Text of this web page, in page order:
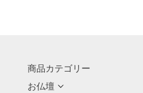
商品カテゴリー
お仏壇